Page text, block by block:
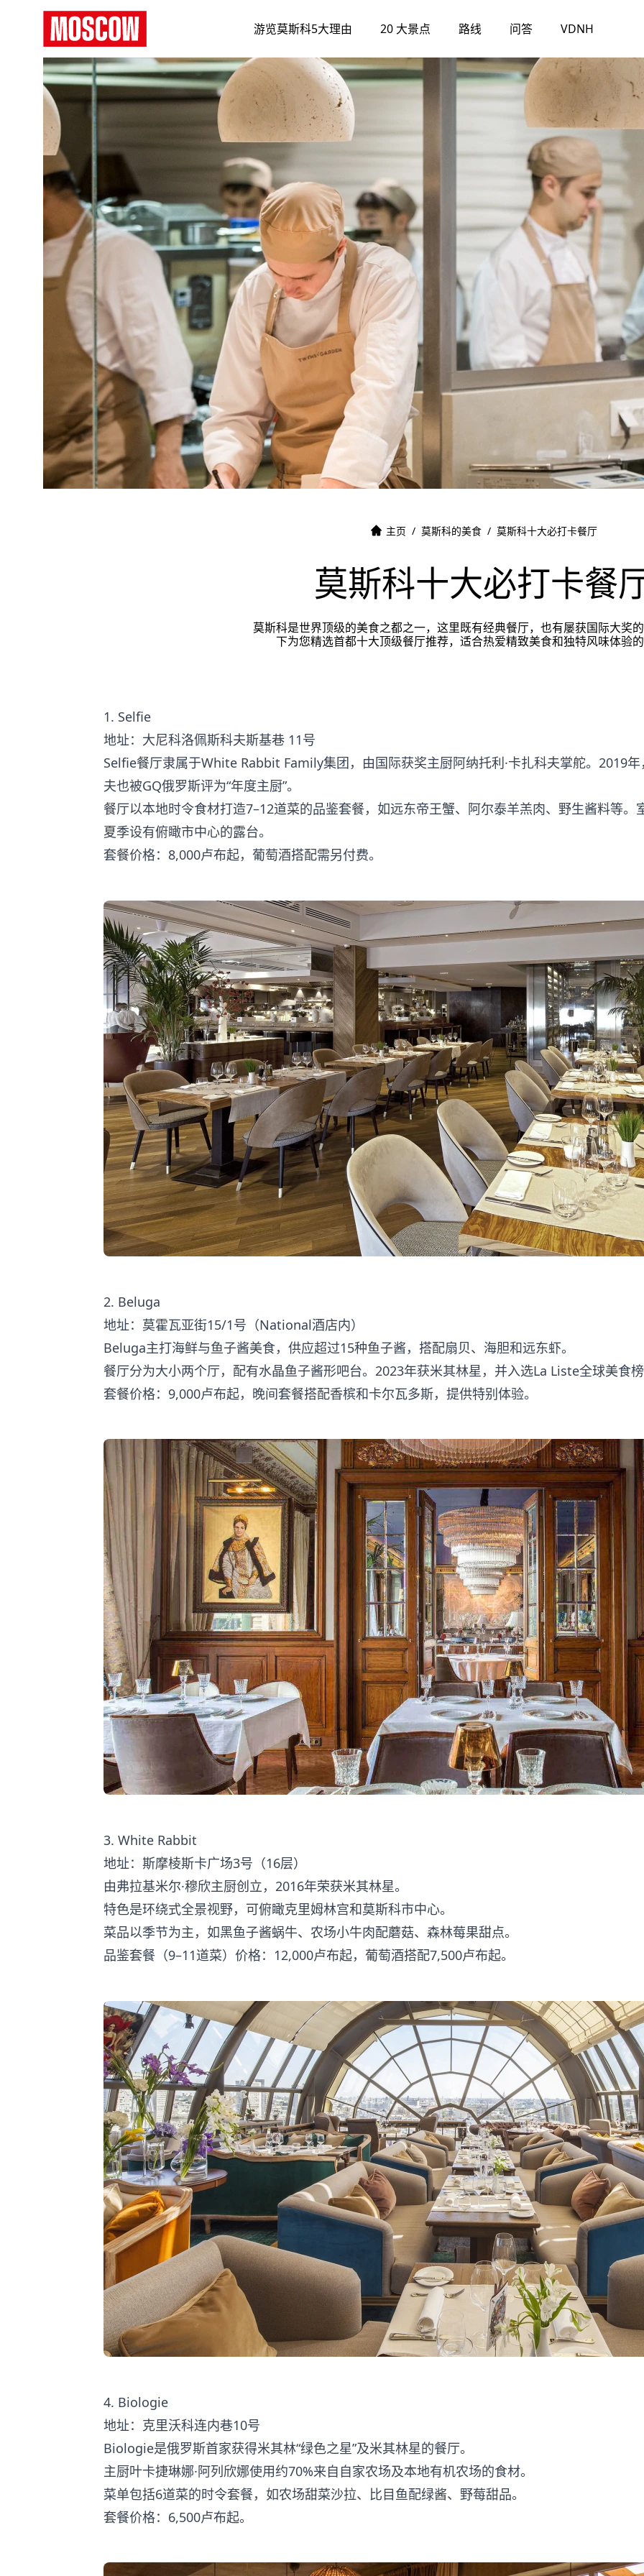
游览莫斯科5大理由 20 大景点 路线 问答 VDNH
主页 / 莫斯科的美食 / 莫斯科十大必打卡餐厅
莫斯科十大必打卡餐
莫斯科是世界顶级的美食之都之一，这里既有经典餐厅，也有屡获国际大奖
下为您精选首都十大顶级餐厅推荐，适合热爱精致美食和独特风味体验
1. Selfie
地址：大尼科洛佩斯科夫斯基巷 11号
Selfie餐厅隶属于White Rabbit Family集团，由国际获奖主厨阿纳托利·卡扎科夫掌舵。2019
夫也被GQ俄罗斯评为“年度主厨”。
餐厅以本地时令食材打造7–12道菜的品鉴套餐，如远东帝王蟹、阿尔泰羊羔肉、野生酱料等
夏季设有俯瞰市中心的露台。
套餐价格：8,000卢布起，葡萄酒搭配需另付费。
2. Beluga
地址：莫霍瓦亚街15/1号（National酒店内）
Beluga主打海鲜与鱼子酱美食，供应超过15种鱼子酱，搭配扇贝、海胆和远东虾。
餐厅分为大小两个厅，配有水晶鱼子酱形吧台。2023年获米其林星，并入选La Liste全球美食
套餐价格：9,000卢布起，晚间套餐搭配香槟和卡尔瓦多斯，提供特别体验。
3. White Rabbit
地址：斯摩棱斯卡广场3号（16层）
由弗拉基米尔·穆欣主厨创立，2016年荣获米其林星。
特色是环绕式全景视野，可俯瞰克里姆林宫和莫斯科市中心。
菜品以季节为主，如黑鱼子酱蜗牛、农场小牛肉配蘑菇、森林莓果甜点。
品鉴套餐（9–11道菜）价格：12,000卢布起，葡萄酒搭配7,500卢布起。
4. Biologie
地址：克里沃科连内巷10号
Biologie是俄罗斯首家获得米其林“绿色之星”及米其林星的餐厅。
主厨叶卡捷琳娜·阿列欣娜使用约70%来自自家农场及本地有机农场的食材。
菜单包括6道菜的时令套餐，如农场甜菜沙拉、比目鱼配绿酱、野莓甜品。
套餐价格：6,500卢布起。